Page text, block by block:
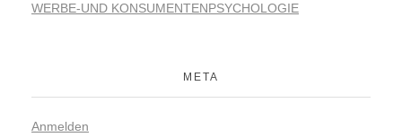
WERBE-UND KONSUMENTENPSYCHOLOGIE
META
Anmelden